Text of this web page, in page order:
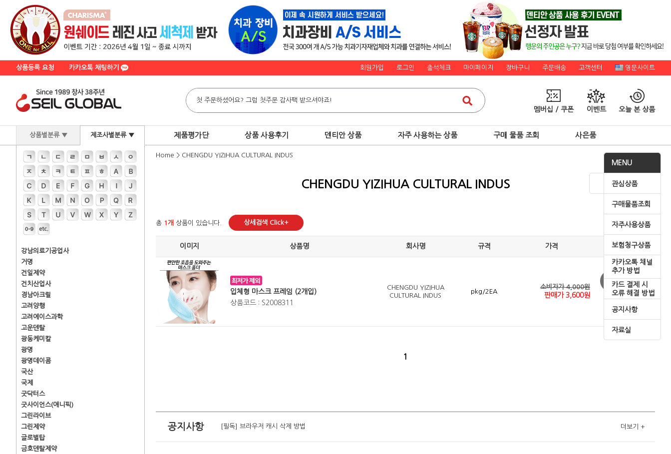
상품등록 요청 카카오톡 채팅하기 회원가입 로그인 출석체크 마이페이지 장바구니 주문배송 고객센터 영문사이트
멤버십 / 쿠폰 이벤트 오늘 본 상품
상품별분류 ▼ 제조사별분류 ▼
강남의료기공업사
거명
건일제약
건치산업사
경남아크릴
고려양행
고려에이스과학
고운덴탈
광동케미칼
광명
광명데이콤
국산
국제
굿닥터스
굿사이언스(애니픽)
그린라이브
그린제약
글로벌탑
금호덴탈제약
제품평가단 상품 사용후기 덴티안 상품 자주 사용하는 상품 구매 물품 조회 사은품
MENU
관심상품
구매물품조회
자주사용상품
보험청구상품
카카오톡 채널
추가 방법
카드 결제 시
오류 해결 방법
공지사항
자료실
Home > CHENGDU YIZIHUA CULTURAL INDUS
CHENGDU YIZIHUA CULTURAL INDUS
총 1개 상품이 있습니다. 상세검색 Click+
이미지 상품명 회사명 규격 가격
입체형 마스크 프레임 (2개입)
상품코드 : S2008311
CHENGDU YIZIHUA
CULTURAL INDUS
pkg/2EA
소비자가 4,000원
판매가 3,600원
1
공지사항
[필독] 브라우저 캐시 삭제 방법
[필독] 브라우저 캐시 삭제 방법
더보기 +